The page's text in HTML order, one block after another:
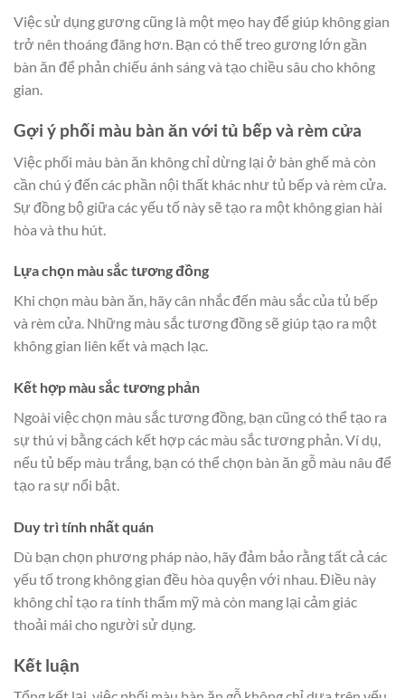
Việc sử dụng gương cũng là một mẹo hay để giúp không gian
trở nên thoáng đãng hơn. Bạn có thể treo gương lớn gần
bàn ăn để phản chiếu ánh sáng và tạo chiều sâu cho không
gian.
Gợi ý phối màu bàn ăn với tủ bếp và rèm cửa
Việc phối màu bàn ăn không chỉ dừng lại ở bàn ghế mà còn
cần chú ý đến các phần nội thất khác như tủ bếp và rèm cửa.
Sự đồng bộ giữa các yếu tố này sẽ tạo ra một không gian hài
hòa và thu hút.
Lựa chọn màu sắc tương đồng
Khi chọn màu bàn ăn, hãy cân nhắc đến màu sắc của tủ bếp
và rèm cửa. Những màu sắc tương đồng sẽ giúp tạo ra một
không gian liên kết và mạch lạc.
Kết hợp màu sắc tương phản
Ngoài việc chọn màu sắc tương đồng, bạn cũng có thể tạo ra
sự thú vị bằng cách kết hợp các màu sắc tương phản. Ví dụ,
nếu tủ bếp màu trắng, bạn có thể chọn bàn ăn gỗ màu nâu để
tạo ra sự nổi bật.
Duy trì tính nhất quán
Dù bạn chọn phương pháp nào, hãy đảm bảo rằng tất cả các
yếu tố trong không gian đều hòa quyện với nhau. Điều này
không chỉ tạo ra tính thẩm mỹ mà còn mang lại cảm giác
thoải mái cho người sử dụng.
Kết luận